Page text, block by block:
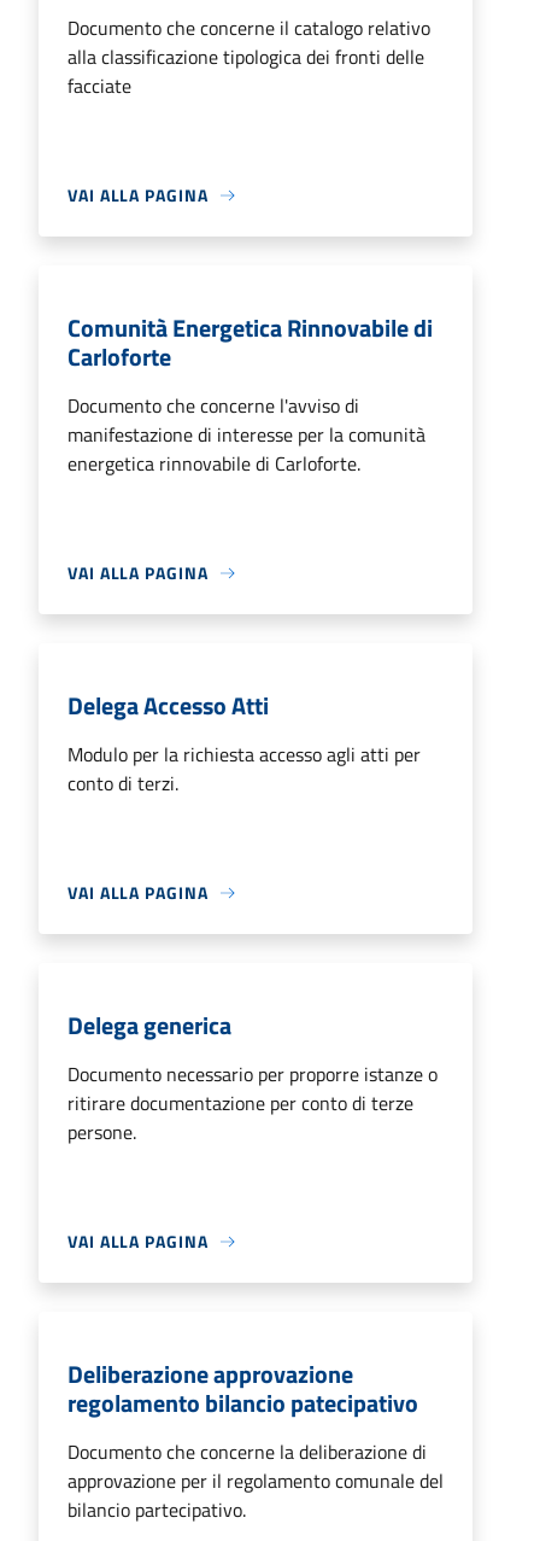
Documento che concerne il catalogo relativo
alla classificazione tipologica dei fronti delle
facciate
VAI ALLA PAGINA
Comunità Energetica Rinnovabile di
Carloforte
Documento che concerne l'avviso di
manifestazione di interesse per la comunità
energetica rinnovabile di Carloforte.
VAI ALLA PAGINA
Delega Accesso Atti
Modulo per la richiesta accesso agli atti per
conto di terzi.
VAI ALLA PAGINA
Delega generica
Documento necessario per proporre istanze o
ritirare documentazione per conto di terze
persone.
VAI ALLA PAGINA
Deliberazione approvazione
regolamento bilancio patecipativo
Documento che concerne la deliberazione di
approvazione per il regolamento comunale del
bilancio partecipativo.